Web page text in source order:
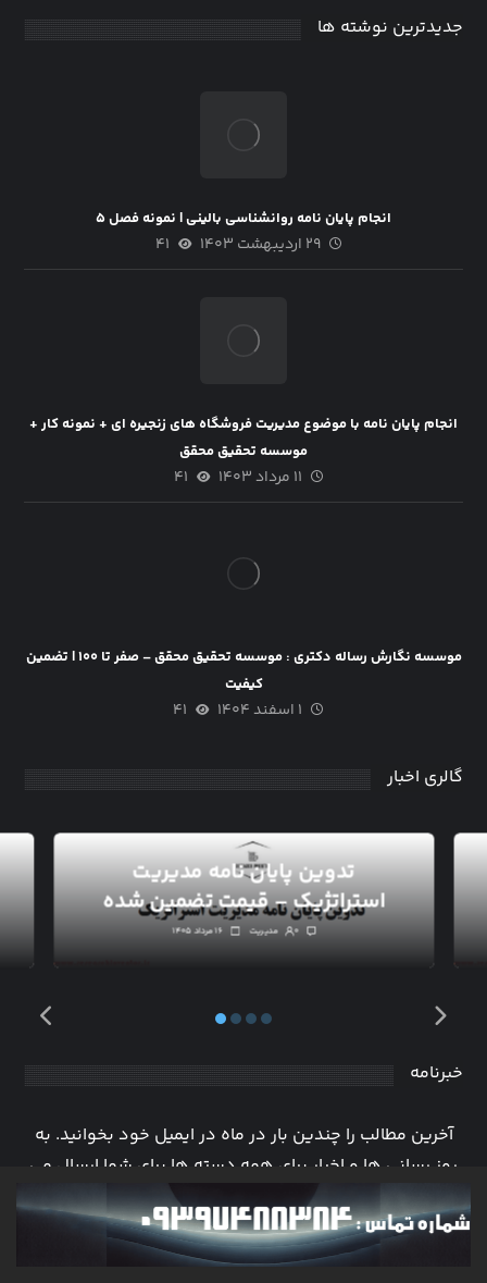
جدیدترین نوشته ها
انجام پایان نامه روانشناسی بالینی | نمونه فصل ۵
۲۹ اردیبهشت ۱۴۰۳ ۴۱
انجام پایان نامه با موضوع مدیریت فروشگاه های زنجیره ای + نمونه کار +
موسسه تحقیق محقق
۱۱ مرداد ۱۴۰۳ ۴۱
موسسه نگارش رساله دکتری : موسسه تحقیق محقق – صفر تا ۱۰۰ | تضمین
کیفیت
۱ اسفند ۱۴۰۴ ۴۱
گالری اخبار
تدوین پایان نامه مدیریت
استراتژیک – قیمت تضمین شده
۱۶ مرداد ۱۴۰۵ مدیریت ۰
خبرنامه
آخرین مطالب را چندین بار در ماه در ایمیل خود بخوانید. به
روز رسانی ها و اخبار برای همه دسته ها برای شما ارسال می